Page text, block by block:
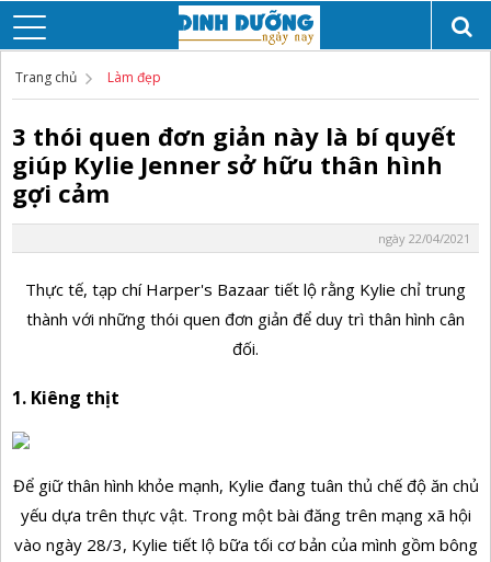
Trang chủ Làm đẹp
3 thói quen đơn giản này là bí quyết
giúp Kylie Jenner sở hữu thân hình
gợi cảm
ngày 22/04/2021
Thực tế, tạp chí Harper's Bazaar tiết lộ rằng Kylie chỉ trung
thành với những thói quen đơn giản để duy trì thân hình cân
đối.
1. Kiêng thịt
Để giữ thân hình khỏe mạnh, Kylie đang tuân thủ chế độ ăn chủ
yếu dựa trên thực vật. Trong một bài đăng trên mạng xã hội
vào ngày 28/3, Kylie tiết lộ bữa tối cơ bản của mình gồm bông